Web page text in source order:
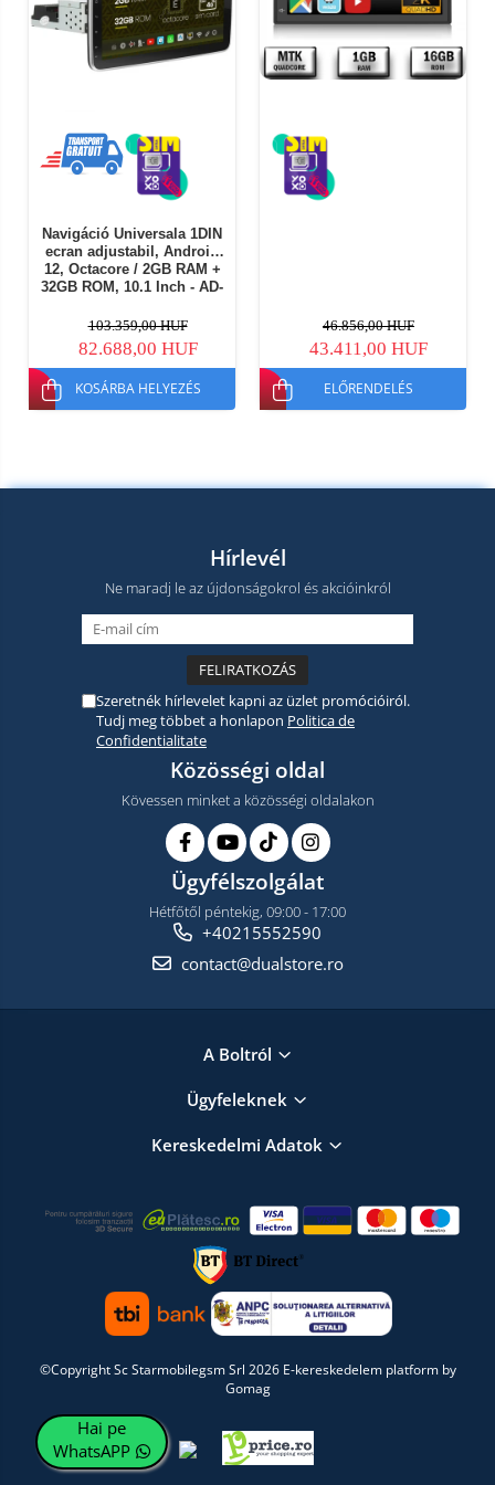
Navigáció Universala 1DIN
ecran adjustabil, Android
12, Octacore / 2GB RAM +
32GB ROM, 10.1 Inch - AD-
103.359,00 HUF
82.688,00 HUF
KOSÁRBA HELYEZÉS
46.856,00 HUF
43.411,00 HUF
ELŐRENDELÉS
Hírlevél
Ne maradj le az újdonságokrol és akcióinkról
Szeretnék hírlevelet kapni az üzlet promócióiról.
Tudj meg többet a honlapon Politica de
Confidentialitate
Közösségi oldal
Kövessen minket a közösségi oldalakon
Ügyfélszolgálat
Hétfőtől péntekig, 09:00 - 17:00
+40215552590
contact@dualstore.ro
A Boltról
Ügyfeleknek
Kereskedelmi Adatok
©Copyright Sc Starmobilegsm Srl 2026 E-kereskedelem platform by
Gomag
Hai pe
WhatsAPP